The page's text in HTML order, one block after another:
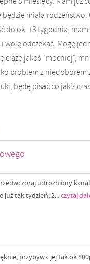
miała
do ok. 13 tygodnia, mam
odczekać. Mogę
ciążę jakoś "mocniej",
problem z niedoborem
będę pisać co jakiś
udrożniony
już tak tydzień, 2...czytaj
przybywa jej tak ok